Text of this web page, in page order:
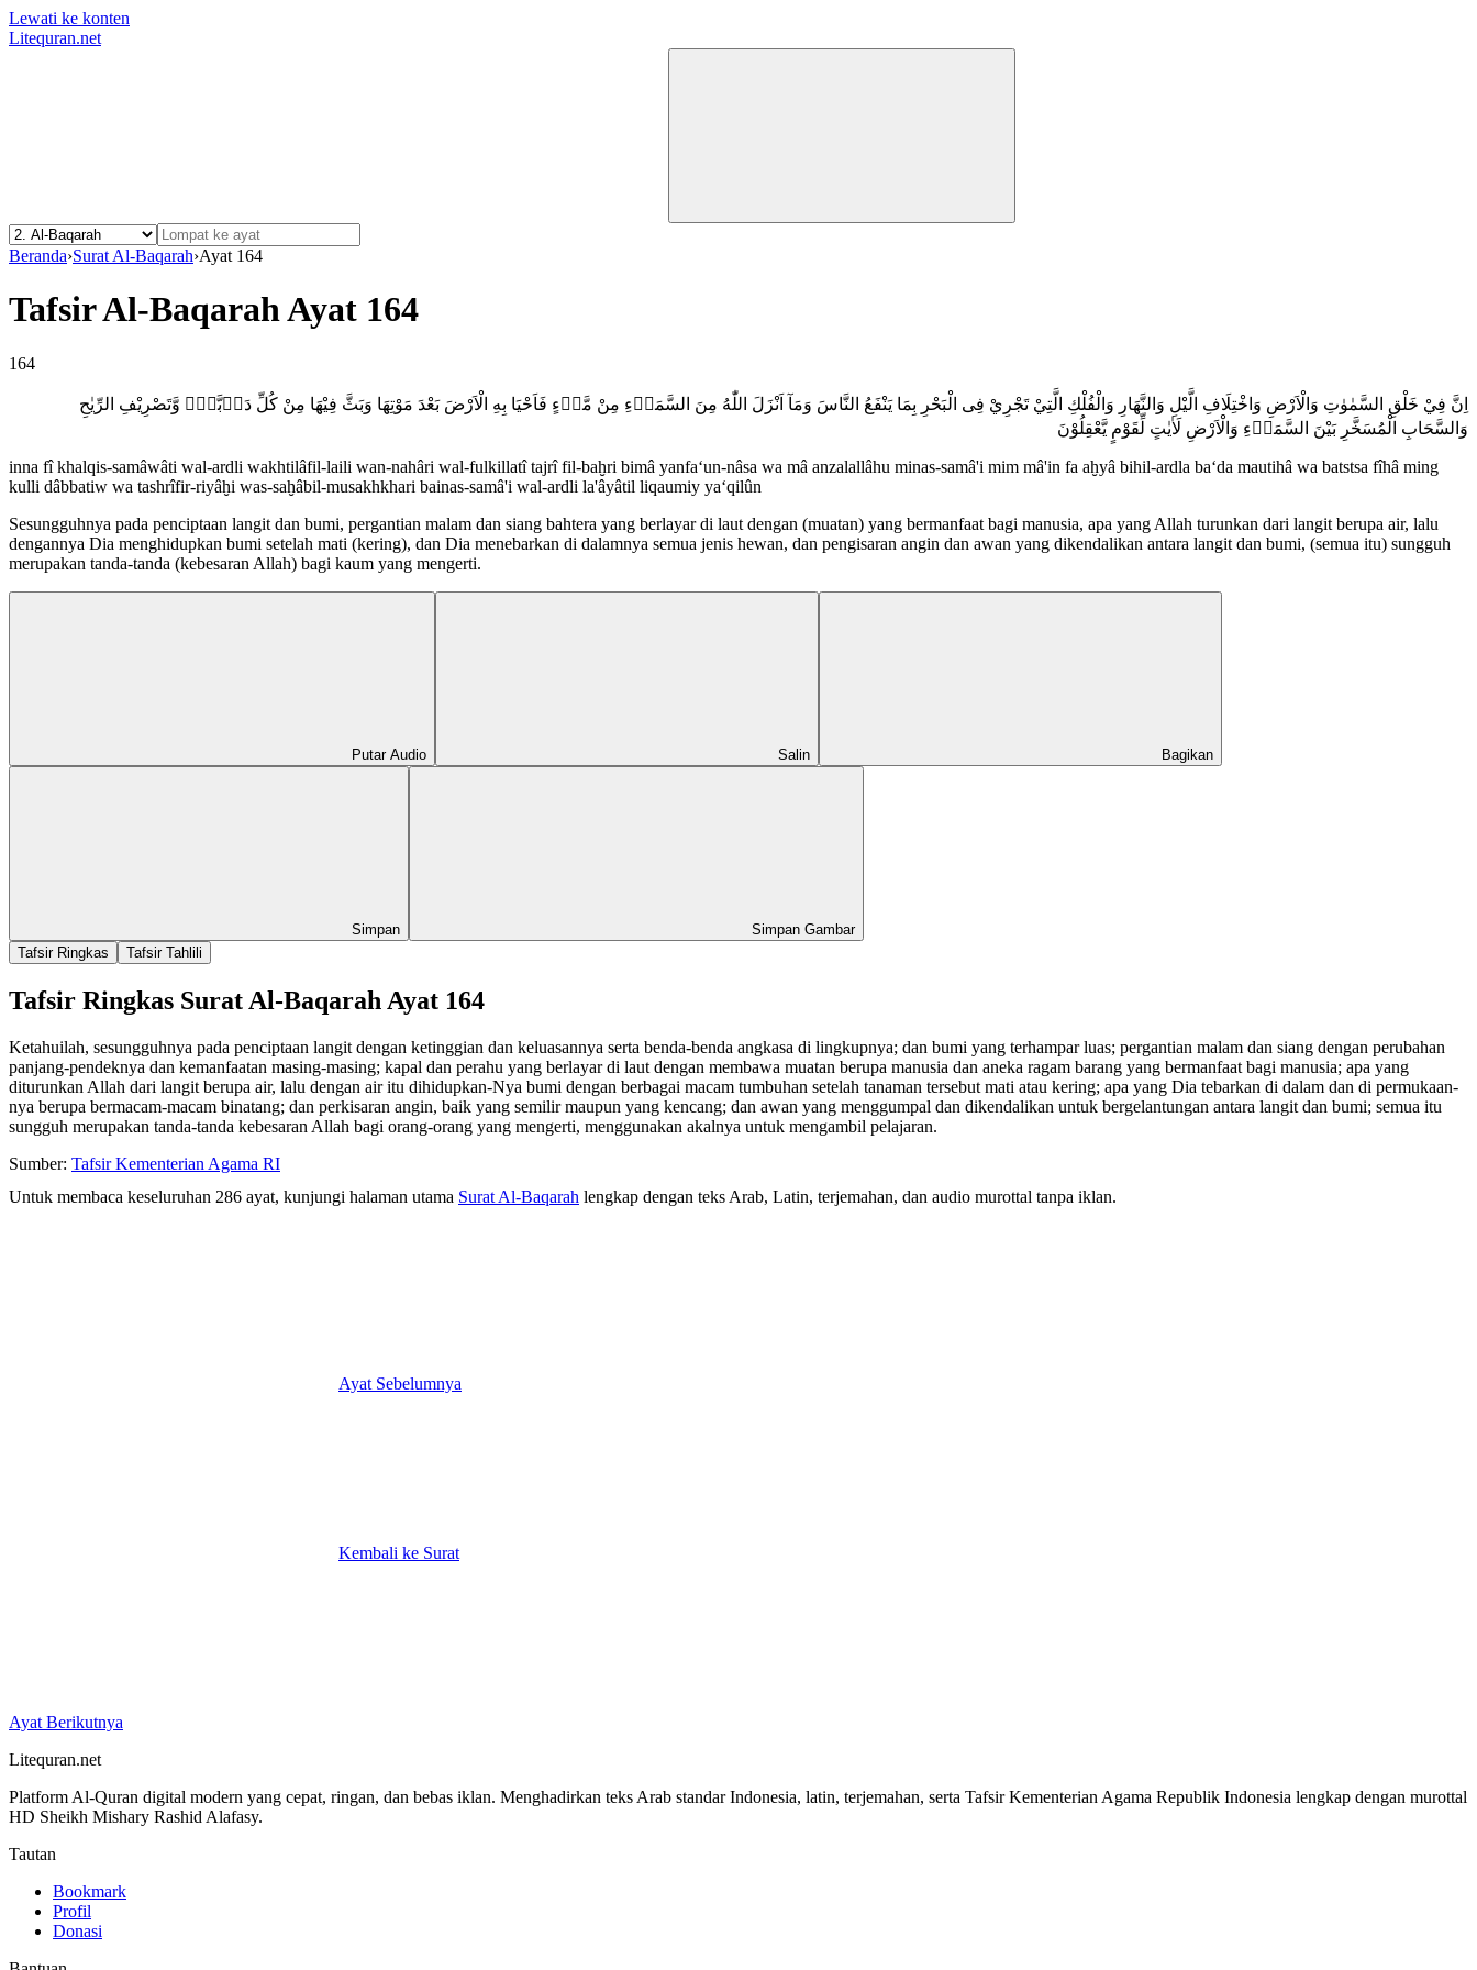
Lewati ke konten
Litequran.net
Beranda›Surat Al-Baqarah›Ayat 164
Tafsir Al-Baqarah Ayat 164
164
اِنَّ فِيْ خَلْقِ السَّمٰوٰتِ وَالْاَرْضِ وَاخْتِلَافِ الَّيْلِ وَالنَّهَارِ وَالْفُلْكِ الَّتِيْ تَجْرِيْ فِى الْبَحْرِ بِمَا يَنْفَعُ النَّاسَ وَمَآ اَنْزَلَ اللّٰهُ مِنَ السَّمَاۤءِ مِنْ مَّاۤءٍ فَاَحْيَا بِهِ الْاَرْضَ بَعْدَ مَوْتِهَا وَبَثَّ فِيْهَا مِنْ كُلِّ دَاۤبَّةٍۖ وَّتَصْرِيْفِ الرِّيٰحِ
وَالسَّحَابِ الْمُسَخَّرِ بَيْنَ السَّمَاۤءِ وَالْاَرْضِ لَاٰيٰتٍ لِّقَوْمٍ يَّعْقِلُوْنَ
inna fî khalqis-samâwâti wal-ardli wakhtilâfil-laili wan-nahâri wal-fulkillatî tajrî fil-baḫri bimâ yanfa‘un-nâsa wa mâ anzalallâhu minas-samâ'i mim mâ'in fa aḫyâ bihil-ardla ba‘da mautihâ wa batstsa fîhâ ming
kulli dâbbatiw wa tashrîfir-riyâḫi was-saḫâbil-musakhkhari bainas-samâ'i wal-ardli la'âyâtil liqaumiy ya‘qilûn
Sesungguhnya pada penciptaan langit dan bumi, pergantian malam dan siang bahtera yang berlayar di laut dengan (muatan) yang bermanfaat bagi manusia, apa yang Allah turunkan dari langit berupa air, lalu
dengannya Dia menghidupkan bumi setelah mati (kering), dan Dia menebarkan di dalamnya semua jenis hewan, dan pengisaran angin dan awan yang dikendalikan antara langit dan bumi, (semua itu) sungguh
merupakan tanda-tanda (kebesaran Allah) bagi kaum yang mengerti.
Putar Audio Salin Bagikan
Simpan
Simpan Gambar
Tafsir Ringkas
Tafsir Tahlili
Tafsir Ringkas Surat Al-Baqarah Ayat 164
Ketahuilah, sesungguhnya pada penciptaan langit dengan ketinggian dan keluasannya serta benda-benda angkasa di lingkupnya; dan bumi yang terhampar luas; pergantian malam dan siang dengan perubahan
panjang-pendeknya dan kemanfaatan masing-masing; kapal dan perahu yang berlayar di laut dengan membawa muatan berupa manusia dan aneka ragam barang yang bermanfaat bagi manusia; apa yang
diturunkan Allah dari langit berupa air, lalu dengan air itu dihidupkan-Nya bumi dengan berbagai macam tumbuhan setelah tanaman tersebut mati atau kering; apa yang Dia tebarkan di dalam dan di permukaan-
nya berupa bermacam-macam binatang; dan perkisaran angin, baik yang semilir maupun yang kencang; dan awan yang menggumpal dan dikendalikan untuk bergelantungan antara langit dan bumi; semua itu
sungguh merupakan tanda-tanda kebesaran Allah bagi orang-orang yang mengerti, menggunakan akalnya untuk mengambil pelajaran.
Sumber: Tafsir Kementerian Agama RI
Untuk membaca keseluruhan 286 ayat, kunjungi halaman utama Surat Al-Baqarah lengkap dengan teks Arab, Latin, terjemahan, dan audio murottal tanpa iklan.
Ayat Sebelumnya
Kembali ke Surat
Ayat Berikutnya
Litequran.net
Platform Al-Quran digital modern yang cepat, ringan, dan bebas iklan. Menghadirkan teks Arab standar Indonesia, latin, terjemahan, serta Tafsir Kementerian Agama Republik Indonesia lengkap dengan murottal
HD Sheikh Mishary Rashid Alafasy.
Tautan
Bookmark
Profil
Donasi